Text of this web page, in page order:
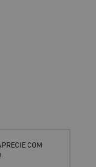
COM